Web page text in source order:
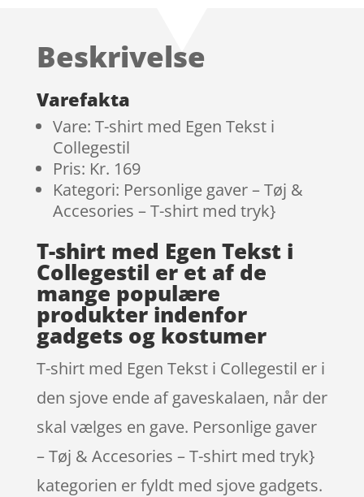
på
mmelser
Beskrivelse
Varefakta
Vare: T-shirt med Egen Tekst i
Collegestil
Pris: Kr. 169
Kategori: Personlige gaver – Tøj &
Accesories – T-shirt med tryk}
T-shirt med Egen Tekst i
Collegestil er et af de
mange populære
produkter indenfor
gadgets og kostumer
T-shirt med Egen Tekst i Collegestil er i
den sjove ende af gaveskalaen, når der
skal vælges en gave. Personlige gaver
– Tøj & Accesories – T-shirt med tryk}
kategorien er fyldt med sjove gadgets.